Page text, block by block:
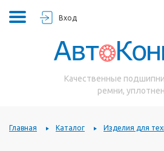
Вход
Качественные
ремни,
Главная Каталог Изделия для